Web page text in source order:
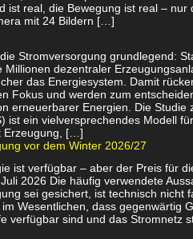
ist real, die Bewegung ist real – nur
mit 24 Bildern […]
Stromversorgung grundlegend:
dezentraler
das Energiesystem. Damit
Fokus und werden zum
erneuerbarer Energien. Die Studie
ist ein vielversprechendes Modell
Erzeugung, […]
vor dem Winter 2026/27
ist verfügbar – aber der Preis für
2026 Die häufig verwendete
sei gesichert, ist technisch nicht
Wesentlichen, dass gegenwärtig
verfügbar sind und das Stromnetz